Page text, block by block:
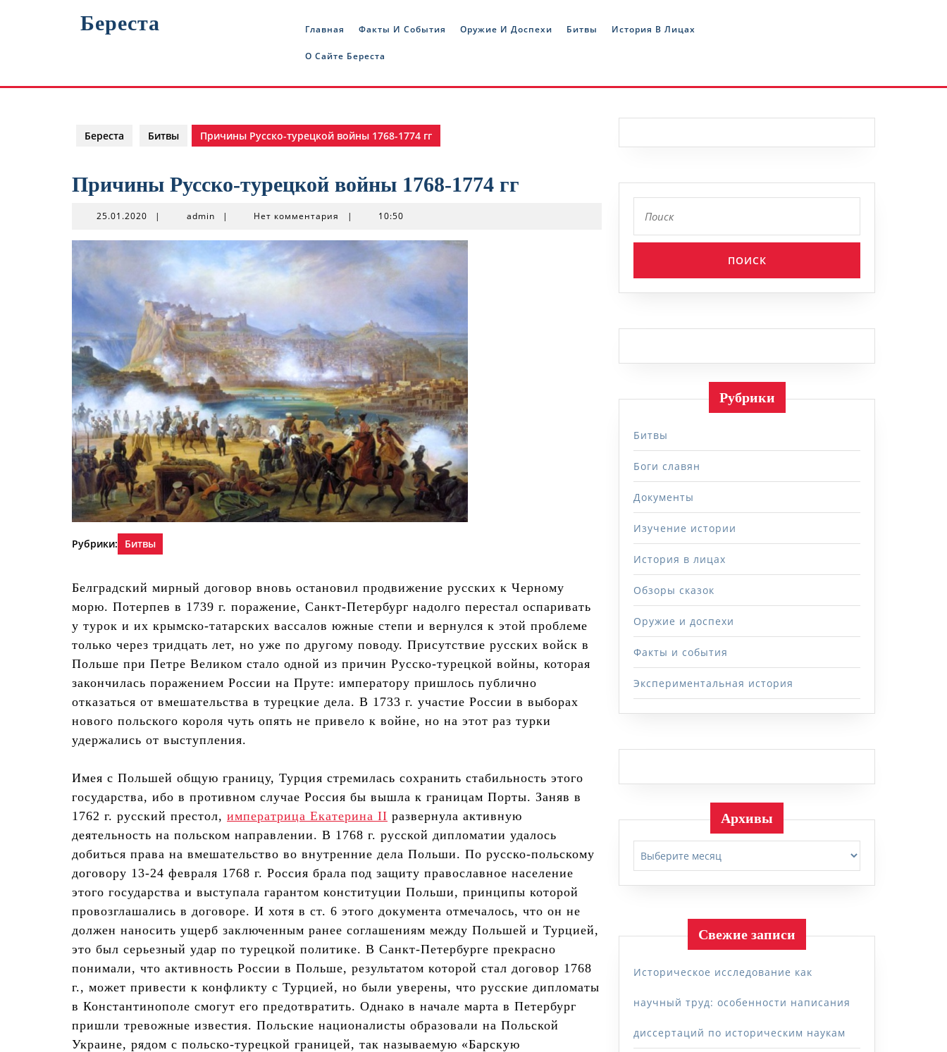
Береста Главная Факты И События Оружие И Доспехи Битвы История В Лицах
О Сайте Береста
Береста Битвы Причины Русско-турецкой войны 1768-1774 гг
Причины Русско-турецкой войны 1768-1774 гг
25.01.2020 25.01.2020
| adminadmin
| Нет комментария | 10:50
Рубрики: Битвы
Белградский мирный договор вновь остановил продвижение русских к Черному
морю. Потерпев в 1739 г. поражение, Санкт-Петербург надолго перестал оспаривать
у турок и их крымско-татарских вассалов южные степи и вернулся к этой проблеме
только через тридцать лет, но уже по другому поводу. Присутствие русских войск в
Польше при Петре Великом стало одной из причин Русско-турецкой войны, которая
закончилась поражением России на Пруте: императору пришлось публично
отказаться от вмешательства в турецкие дела. В 1733 г. участие России в выборах
нового польского короля чуть опять не привело к войне, но на этот раз турки
удержались от выступления.
Имея с Польшей общую границу, Турция стремилась сохранить стабильность этого
государства, ибо в противном случае Россия бы вышла к границам Порты. Заняв в
1762 г. русский престол, императрица Екатерина II развернула активную
деятельность на польском направлении. В 1768 г. русской дипломатии удалось
добиться права на вмешательство во внутренние дела Польши. По русско-польскому
договору 13-24 февраля 1768 г. Россия брала под защиту православное население
этого государства и выступала гарантом конституции Польши, принципы которой
провозглашались в договоре. И хотя в ст. 6 этого документа отмечалось, что он не
должен наносить ущерб заключенным ранее соглашениям между Польшей и Турцией,
это был серьезный удар по турецкой политике. В Санкт-Петербурге прекрасно
понимали, что активность России в Польше, результатом которой стал договор 1768
г., может привести к конфликту с Турцией, но были уверены, что русские дипломаты
в Константинополе смогут его предотвратить. Однако в начале марта в Петербург
пришли тревожные известия. Польские националисты образовали на Польской
Украине, рядом с польско-турецкой границей, так называемую «Барскую
Рубрики
Битвы
Боги славян
Документы
Изучение истории
История в лицах
Обзоры сказок
Оружие и доспехи
Факты и события
Экспериментальная история
Архивы
Свежие записи
Историческое исследование как
научный труд: особенности написания
диссертаций по историческим наукам